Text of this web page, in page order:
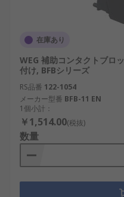
は工場内のコンベヤシス
ど、物理的な動きの有無
割を担っています。両者
補助接点の種類
補助接点には多様な種類
回路の要件に応じて選択
エネルギー設備やAIを活
では、それぞれの環境に
す。
在庫あり
WEG 補助コンタクトブロ
付け, BFBシリーズ
RS品番 122-1054
メーカー型番 BFB-11 EN
1個小計：
￥1,514.00(税抜)
数量